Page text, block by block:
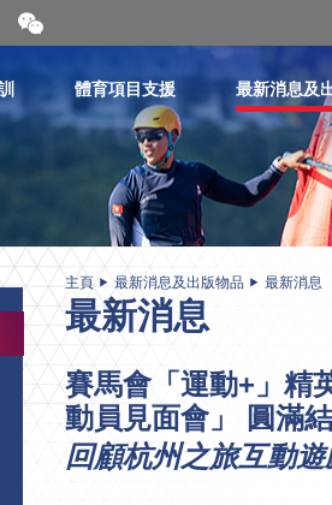
開
合
二
維
體育項目支援 最新消息及
主頁 最新消息及出版物品 最新消息
最新消息
賽馬會「運動+」精
動員見面會」 圓滿
回顧杭州之旅互動